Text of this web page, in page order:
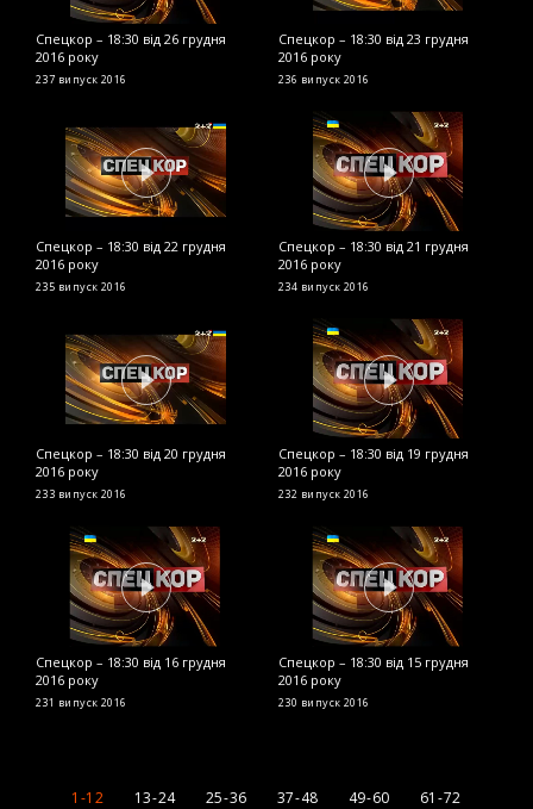
Спецкор – 18:30 від 26 грудня
2016 року
237 випуск 2016
Спецкор – 18:30 від 23 грудня
2016 року
236 випуск 2016
Спецкор – 18:30 від 22 грудня
2016 року
235 випуск 2016
Спецкор – 18:30 від 21 грудня
2016 року
234 випуск 2016
Спецкор – 18:30 від 20 грудня
2016 року
233 випуск 2016
Спецкор – 18:30 від 19 грудня
2016 року
232 випуск 2016
Спецкор – 18:30 від 16 грудня
2016 року
231 випуск 2016
Спецкор – 18:30 від 15 грудня
2016 року
230 випуск 2016
1-12 13-24 25-36 37-48 49-60
61-72